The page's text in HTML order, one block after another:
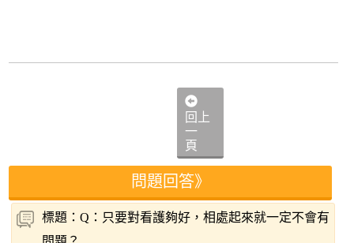
回上
一
頁
問題回答》
標題：Q：只要對看護夠好，相處起來就一定不會有